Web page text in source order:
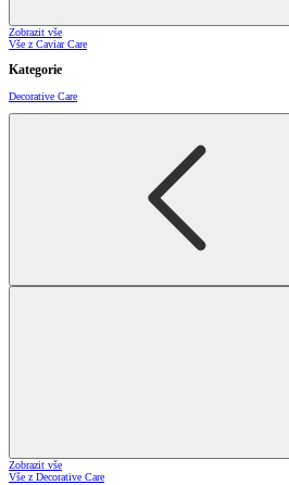
Zobrazit vše
Vše z Caviar Care
Kategorie
Decorative Care
Zobrazit vše
Vše z Decorative Care